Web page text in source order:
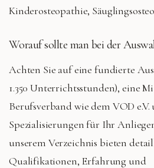
Kinderosteopathie,
Worauf sollte man bei der
Achten Sie auf eine fundierte
1.350 Unterrichtsstunden), eine
Berufsverband wie dem VOD e.V.
Spezialisierungen für Ihr
unserem Verzeichnis bieten
Qualifikationen, Erfahrung und